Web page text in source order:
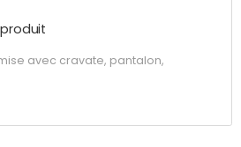
avec cravate, pantalon,